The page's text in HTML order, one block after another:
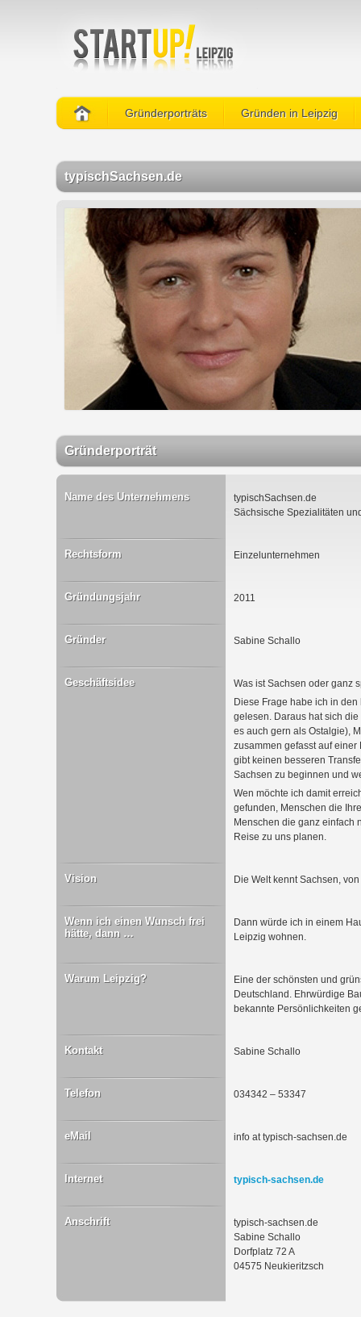
Gründerporträts Gründen in Leipzig
typischSachsen.de
Gründerporträt
Name des Unternehmens
typischSachsen.de
Sächsische Spezialitäten
Rechtsform Einzelunternehmen
Gründungsjahr 2011
Gründer Sabine Schallo
Geschäftsidee
Was ist Sachsen oder ganz
Diese Frage habe ich in
gelesen. Daraus hat sich
es auch gern als Ostalgie),
zusammen gefasst auf
gibt keinen besseren
Sachsen zu beginnen und
Wen möchte ich damit
gefunden, Menschen die
Menschen die ganz einfach
Reise zu uns planen.
Vision Die Welt kennt Sachsen,
Wenn ich einen Wunsch frei
hätte, dann …
Dann würde ich in einem
Leipzig wohnen.
Warum Leipzig?
Eine der schönsten und
Deutschland. Ehrwürdige
bekannte Persönlichkeiten
Kontakt Sabine Schallo
Telefon 034342 – 53347
eMail info at typisch-sachsen.de
Internet typisch-sachsen.de
Anschrift
typisch-sachsen.de
Sabine Schallo
Dorfplatz 72 A
04575 Neukieritzsch